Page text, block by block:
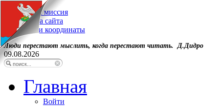
Наша миссия
Карта сайта
Наши координаты
Люди перестают мыслить, когда перестают читать. Д.Дидро
09.08.2026
Главная
Войти